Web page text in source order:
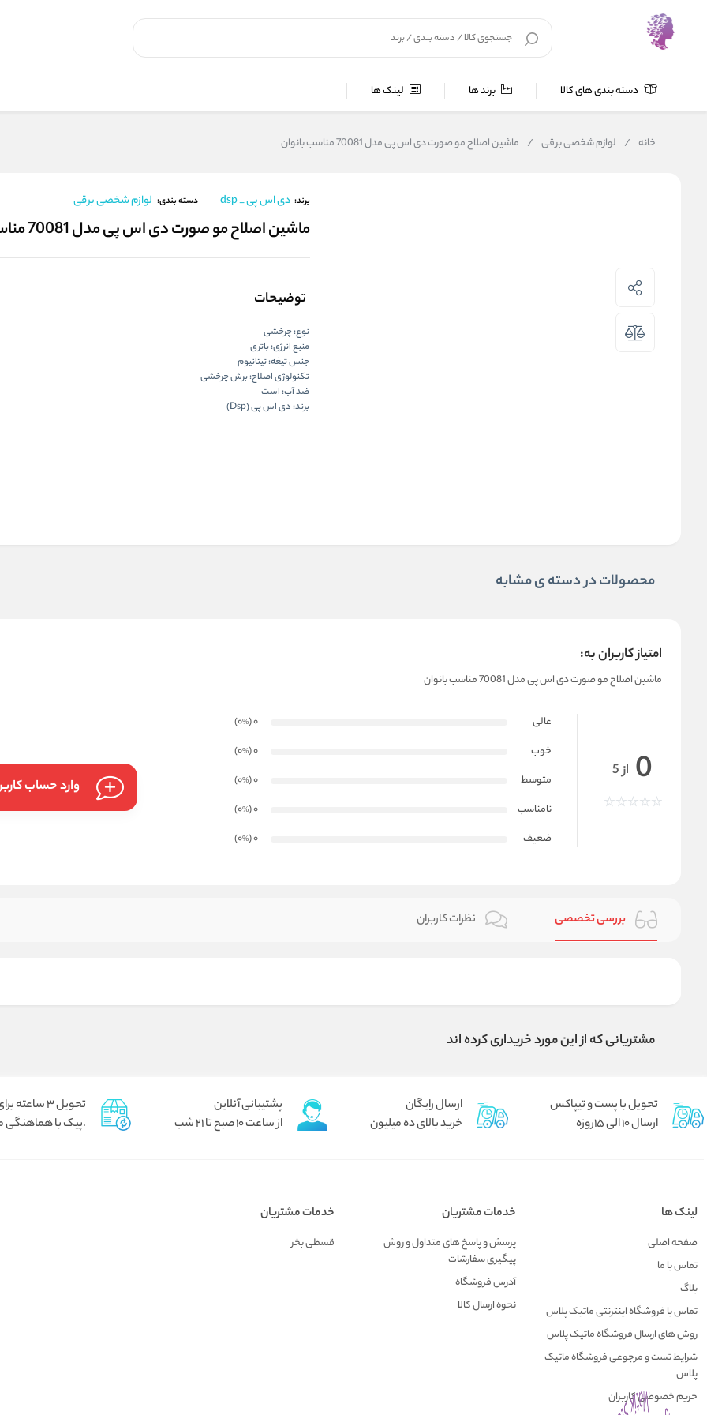
دسته بندی های کالا برند ها لینک ها
خانه / لوازم شخصی برقی / ماشین اصلاح مو صورت دی اس پی مدل 70081 مناسب بانوان
برند: دی اس پی _ dsp دسته بندی: لوازم شخصی برقی
ماشین اصلاح مو صورت دی اس پی مدل 70081 مناسب بانوان
توضیحات
نوع: چرخشی
منبع انرژی: باتری
جنس تیغه: تیتانیوم
تکنولوژی اصلاح: برش چرخشی
ضد آب: است
برند: دی اس پی (Dsp)
محصولات در دسته ی مشابه
امتیاز کاربران به:
ماشین اصلاح مو صورت دی اس پی مدل 70081 مناسب بانوان
0 از 5
عالی 0
(0
%
)
خوب
0
(0
%
)
متوسط
0
(0
%
)
نامناسب
0
(0
%
)
ضعیف
0
(0
%
)
وارد حساب
بررسی تخصصی نظرات کاربران
مشتریانی که از این مورد خریداری کرده اند
تحویل با پست و تیپاکس
ارسال 10 الی 15روزه
ارسال رایگان
خرید بالای ده میلیون
پشتیبانی آنلاین
از ساعت 10 صبح تا 21 شب
تحویل 3 ساعته برای تهران
.پیک با هماهنگی
لینک ها
صفحه اصلی
تماس با ما
بلاگ
تماس با فروشگاه اینترنتی ماتیک پلاس
روش های ارسال فروشگاه ماتیک پلاس
شرایط تست و مرجوعی فروشگاه ماتیک
پلاس
حریم خصوصی کاربران
خدمات مشتریان
پرسش و پاسخ های متداول و روش
پیگیری سفارشات
آدرس فروشگاه
نحوه ارسال کالا
خدمات مشتریان
قسطی بخر